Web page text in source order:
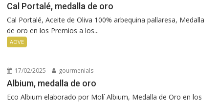
Cal Portalé, medalla de oro
Cal Portalé, Aceite de Oliva 100% arbequina pallaresa, Medalla
de oro en los Premios a los...
AOVE
17/02/2025 gourmenials
Albium, medalla de oro
Eco Albium elaborado por Molí Albium, Medalla de Oro en los